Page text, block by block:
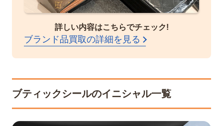
詳しい内容はこちらでチェック!
ブランド品買取の詳細を見る
ブティックシールのイニシャル一覧